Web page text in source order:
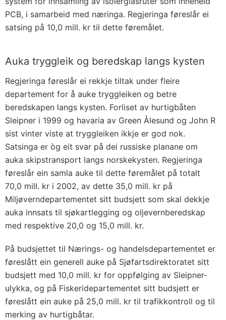
PCB, i samarbeid med næringa. Regjeringa føreslår ei
satsing på 10,0 mill. kr til dette føremålet.
Auka tryggleik og beredskap langs kysten
Regjeringa føreslår ei rekkje tiltak under fleire
departement for å auke tryggleiken og betre
beredskapen langs kysten. Forliset av hurtigbåten
Sleipner i 1999 og havaria av Green Ålesund og John R
sist vinter viste at tryggleiken ikkje er god nok.
Satsinga er òg eit svar på dei russiske planane om
auka skipstransport langs norskekysten. Regjeringa
føreslår ein samla auke til dette føremålet på totalt
70,0 mill. kr i 2002, av dette 35,0 mill. kr på
Miljøverndepartementet sitt budsjett som skal dekkje
auka innsats til sjøkartlegging og oljevernberedskap
med respektive 20,0 og 15,0 mill. kr.
På budsjettet til Nærings- og handelsdepartementet er
føreslått ein generell auke på Sjøfartsdirektoratet sitt
budsjett med 10,0 mill. kr for oppfølging av Sleipner-
ulykka, og på Fiskeridepartementet sitt budsjett er
føreslått ein auke på 25,0 mill. kr til trafikkontroll og til
merking av hurtigbåtar.